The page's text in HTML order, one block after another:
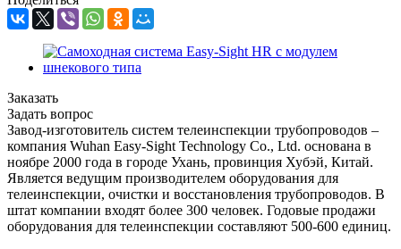
Заказать
Задать вопрос
Завод-изготовитель систем телеинспекции трубопроводов –
компания Wuhan Easy-Sight Technology Co., Ltd. основана в
ноябре 2000 года в городе Ухань, провинция Хубэй, Китай.
Является ведущим производителем оборудования для
телеинспекции, очистки и восстановления трубопроводов. В
штат компании входят более 300 человек. Годовые продажи
оборудования для телеинспекции составляют 500-600 единиц.